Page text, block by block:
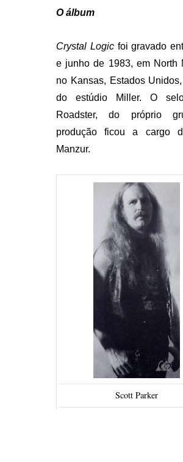
O álbum
Crystal Logicfoi gravado
e junho de 1983, em North
no Kansas, Estados
do estúdio Miller. O
Roadster, do próprio
produção ficou a cargo
Manzur.
Scott Parker